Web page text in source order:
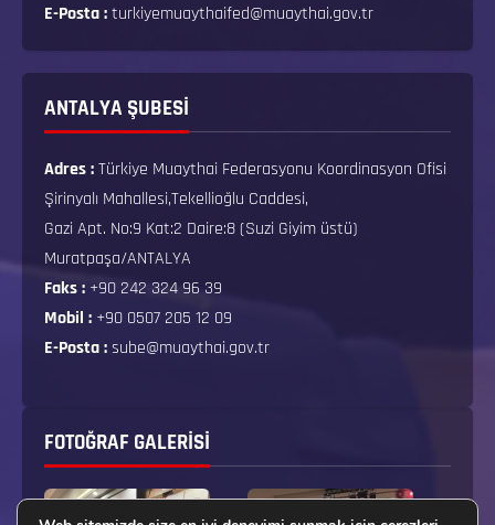
E-Posta :turkiyemuaythaifed@muaythai.gov.tr
ANTALYA ŞUBESİ
Adres :Türkiye Muaythai Federasyonu Koordinasyon Ofisi
Şirinyalı Mahallesi,Tekellioğlu Caddesi,
Gazi Apt. No:9 Kat:2 Daire:8 (Suzi Giyim üstü)
Muratpaşa/ANTALYA
Faks : +90 242 324 96 39
Mobil : +90 0507 205 12 09
E-Posta :sube@muaythai.gov.tr
FOTOĞRAF GALERISI